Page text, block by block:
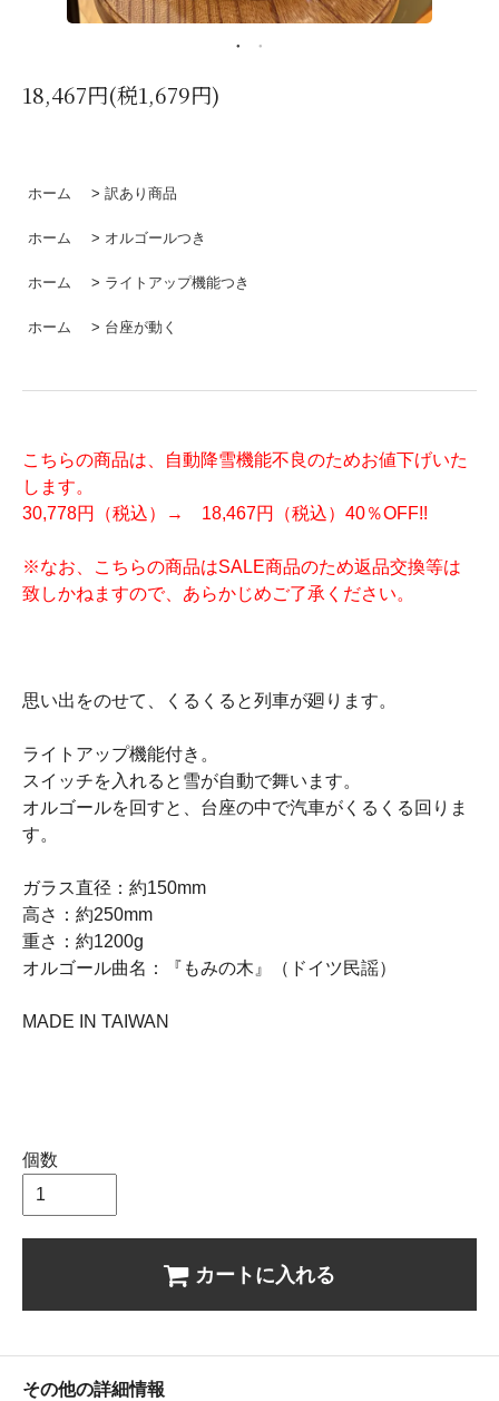
18,467円(税1,679円)
ホーム > 訳あり商品
ホーム > オルゴールつき
ホーム > ライトアップ機能つき
ホーム > 台座が動く
こちらの商品は、自動降雪機能不良のためお値下げいた
します。
30,778円（税込）→ 18,467円（税込）40％OFF!!
※なお、こちらの商品はSALE商品のため返品交換等は
致しかねますので、あらかじめご了承ください。
思い出をのせて、くるくると列車が廻ります。
ライトアップ機能付き。
スイッチを入れると雪が自動で舞います。
オルゴールを回すと、台座の中で汽車がくるくる回りま
す。
ガラス直径：約150mm
高さ：約250mm
重さ：約1200g
オルゴール曲名：『もみの木』（ドイツ民謡）
MADE IN TAIWAN
個数
カートに入れる
その他の詳細情報